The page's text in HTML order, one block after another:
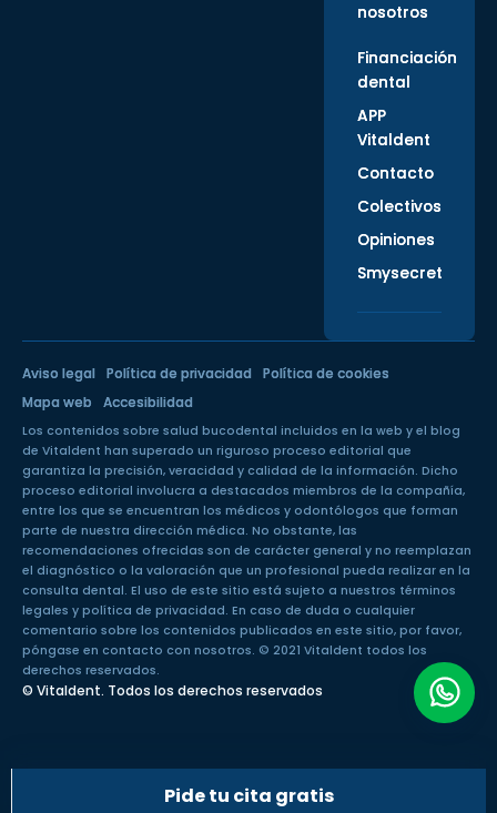
nosotros
Financiación
dental
APP
Vitaldent
Contacto
Colectivos
Opiniones
Smysecret
Aviso legal Política de privacidad
Política de cookies
Mapa web
Accesibilidad
Los contenidos sobre salud bucodental incluidos en la web y el blog
de Vitaldent han superado un riguroso proceso editorial que
garantiza la precisión, veracidad y calidad de la información. Dicho
proceso editorial involucra a destacados miembros de la compañía,
entre los que se encuentran los médicos y odontólogos que forman
parte de nuestra dirección médica. No obstante, las
recomendaciones ofrecidas son de carácter general y no reemplazan
el diagnóstico o la valoración que un profesional pueda realizar en la
consulta dental. El uso de este sitio está sujeto a nuestros términos
legales y política de privacidad. En caso de duda o cualquier
comentario sobre los contenidos publicados en este sitio, por favor,
póngase en contacto con nosotros. © 2021 Vitaldent todos los
derechos reservados.
© Vitaldent. Todos los derechos reservados
Pide tu cita gratis